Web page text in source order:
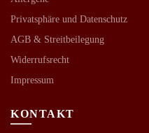
Privatsphäre und Datenschutz
AGB & Streitbeilegung
Widerrufsrecht
Impressum
KONTAKT